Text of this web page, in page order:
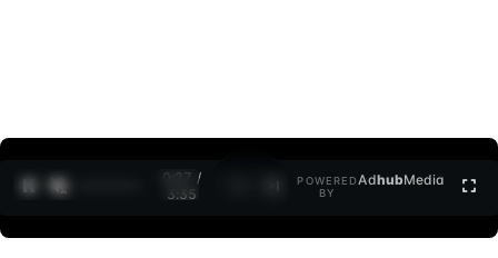
0:27 /
3:35
POWERED
BY
AdhubMedia